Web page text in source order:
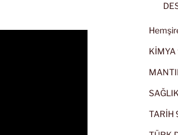
KİMYA
TARİH